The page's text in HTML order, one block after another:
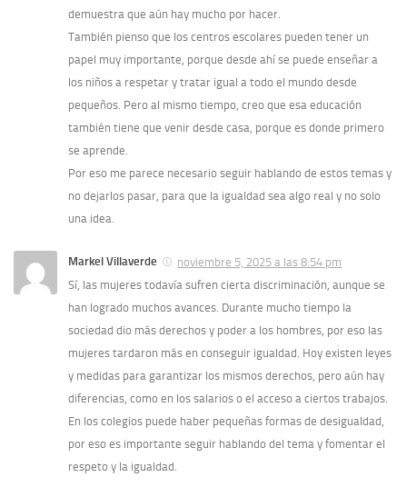
demuestra que aún hay mucho por hacer.
También pienso que los centros escolares pueden tener un
papel muy importante, porque desde ahí se puede enseñar a
los niños a respetar y tratar igual a todo el mundo desde
pequeños. Pero al mismo tiempo, creo que esa educación
también tiene que venir desde casa, porque es donde primero
se aprende.
Por eso me parece necesario seguir hablando de estos temas y
no dejarlos pasar, para que la igualdad sea algo real y no solo
una idea.
Markel Villaverde
noviembre 5, 2025 a las 8:54 pm
Sí, las mujeres todavía sufren cierta discriminación, aunque se
han logrado muchos avances. Durante mucho tiempo la
sociedad dio más derechos y poder a los hombres, por eso las
mujeres tardaron más en conseguir igualdad. Hoy existen leyes
y medidas para garantizar los mismos derechos, pero aún hay
diferencias, como en los salarios o el acceso a ciertos trabajos.
En los colegios puede haber pequeñas formas de desigualdad,
por eso es importante seguir hablando del tema y fomentar el
respeto y la igualdad.